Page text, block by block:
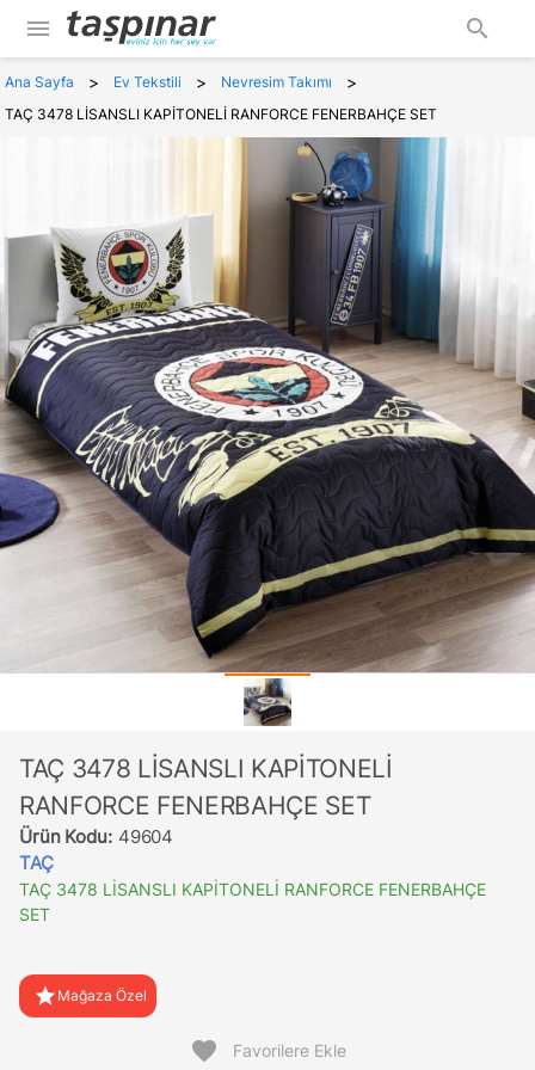
menu search
Ana Sayfa > Ev Tekstili > Nevresim Takımı >
TAÇ 3478 LİSANSLI KAPİTONELİ RANFORCE FENERBAHÇE SET
TAÇ 3478 LİSANSLI KAPİTONELİ
RANFORCE FENERBAHÇE SET
Ürün Kodu: 49604
TAÇ
TAÇ 3478 LİSANSLI KAPİTONELİ RANFORCE FENERBAHÇE
SET
star Mağaza Özel
favorite Favorilere Ekle